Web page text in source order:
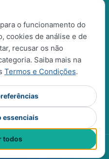
reservados.
o funcionamento do
cookies de análise e de
recusar os não
Saiba mais na
Termos e Condições.
essenciais
todos